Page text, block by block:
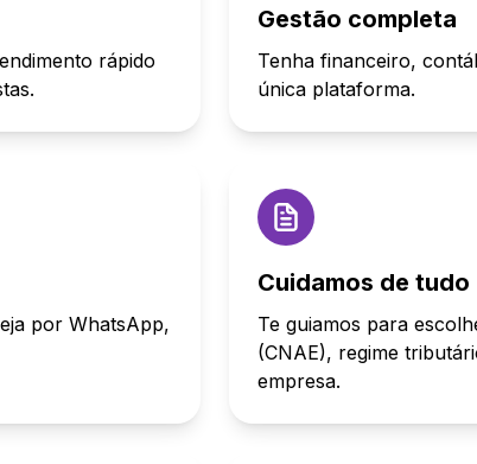
rápido
Gestão completa
Tenha financeiro,
única plataforma.
por WhatsApp,
Cuidamos de tudo
Te guiamos para
(CNAE), regime
empresa.